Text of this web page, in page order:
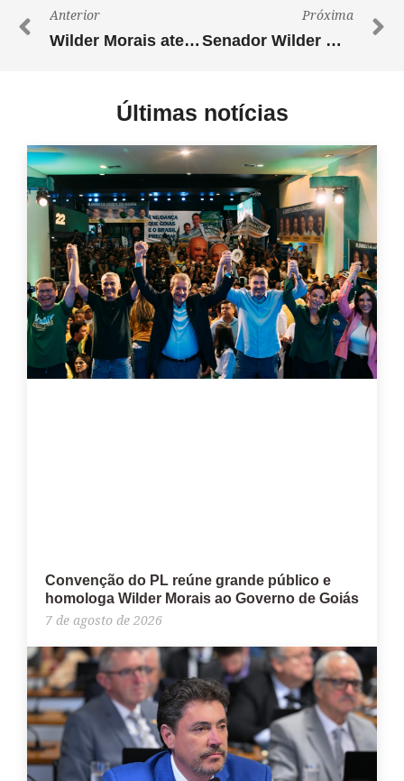
Anterior
Wilder Morais atende mais 18 municípios e entidades com entrega de maquinários
Próxima
Senador Wilder Morais cumpre agenda de entregas no Nordeste e recebe título em Alvorada do Norte
Últimas notícias
Convenção do PL reúne grande público e
homologa Wilder Morais ao Governo de Goiás
7 de agosto de 2026